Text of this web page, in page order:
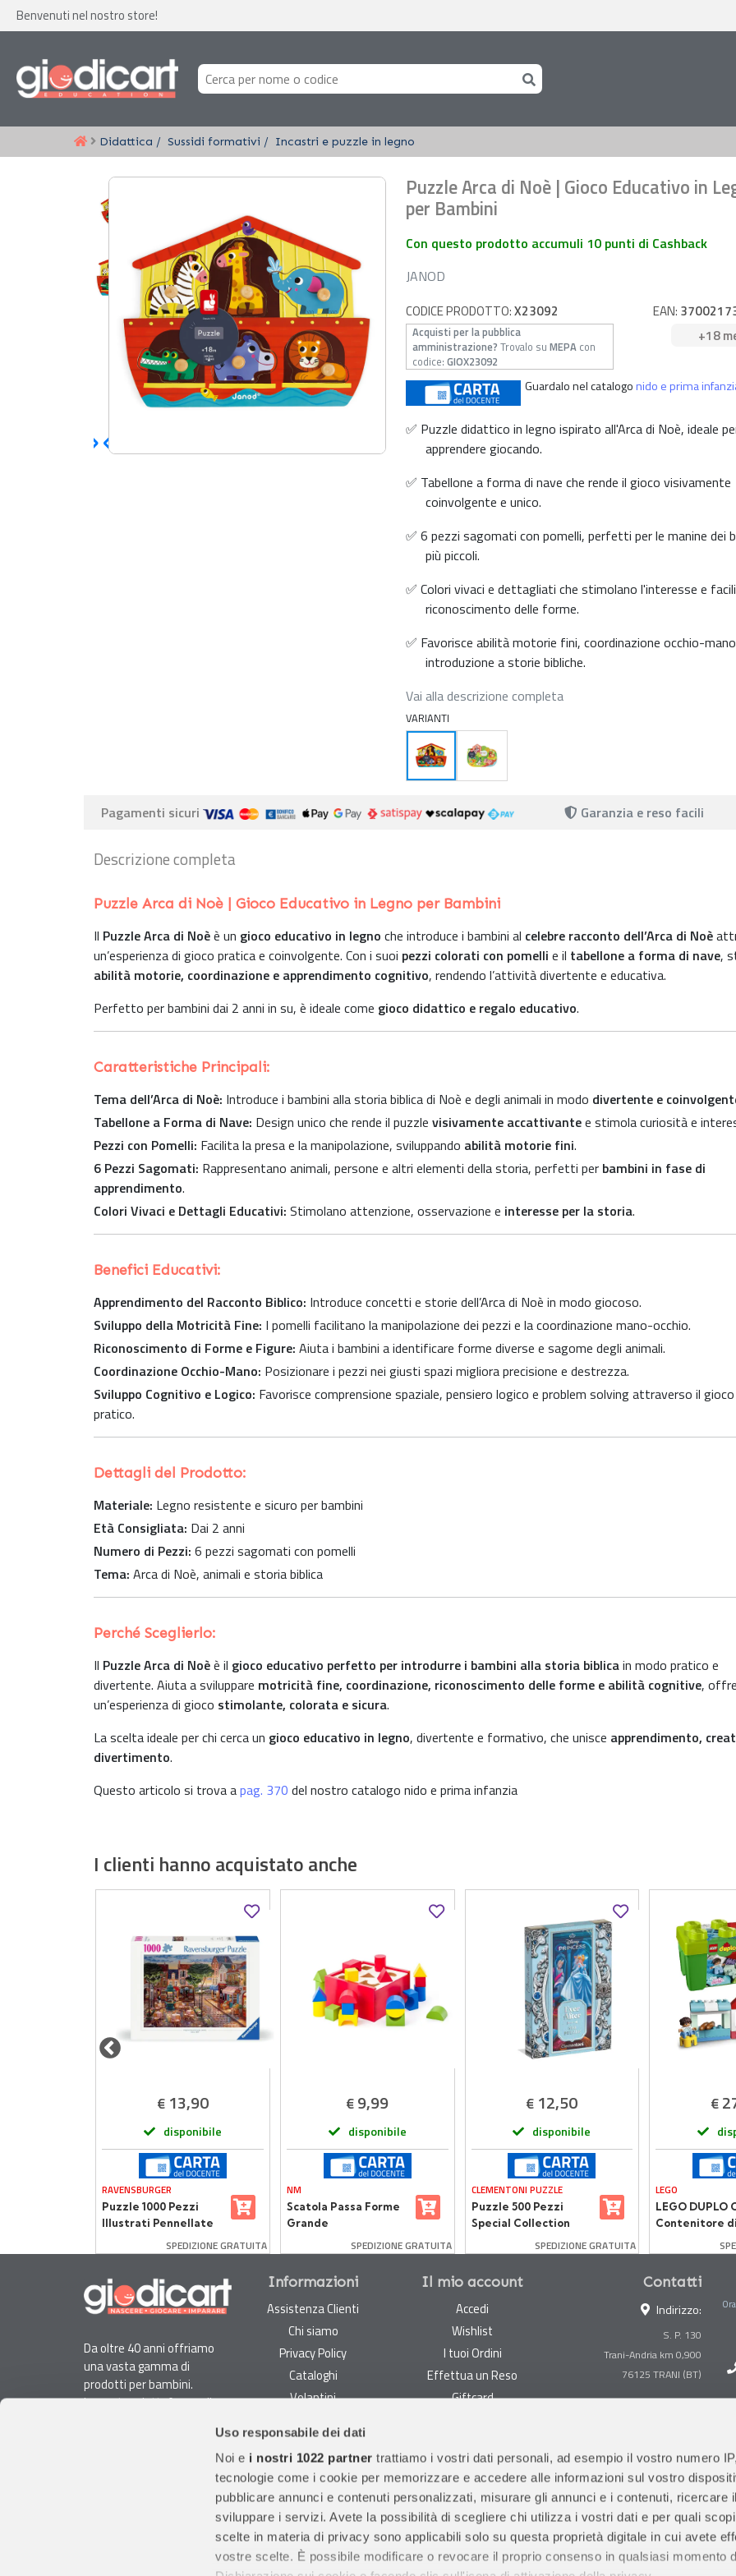
Uso responsabile dei dati
Noi e i nostri 1022 partner trattiamo i vostri dati personali, ad esempio il vostro numero
tecnologie come i cookie per memorizzare e accedere alle informazioni sul vostro
pubblicare annunci e contenuti personalizzati, misurare gli annunci e i contenuti, ricercare
sviluppare i servizi. Avete la possibilità di scegliere chi utilizza i vostri dati e per quali
scelte in materia di privacy sono applicabili solo su questa proprietà digitale in cui avete
vostre scelte. È possibile modificare o revocare il proprio consenso in qualsiasi momento
Benvenuti nel nostro store!
Didattica Sussidi formativi Incastri e puzzle in legno
Puzzle Arca di Noè | Gioco Educativo in
per Bambini
Con questo prodotto accumuli 10 punti di Cashback
JANOD
CODICE PRODOTTO:X23092 EAN:
Acquisti per la pubblica
amministrazione? Trovalo su MEPA con
codice: GIOX23092
+18
Guardalo nel catalogonido e prima
✅ Puzzle didattico in legno ispirato all'Arca di Noè, ideale
apprendere giocando.
✅ Tabellone a forma di nave che rende il gioco visivamente
coinvolgente e unico.
✅ 6 pezzi sagomati con pomelli, perfetti per le manine dei
più piccoli.
✅ Colori vivaci e dettagliati che stimolano l'interesse e
riconoscimento delle forme.
✅ Favorisce abilità motorie fini, coordinazione occhio-
introduzione a storie bibliche.
Vai alla descrizione completa
VARIANTI
Pagamenti sicuri Garanzia e reso facili
Descrizione completa
Puzzle Arca di Noè | Gioco Educativo in Legno per Bambini
Il Puzzle Arca di Noèè un gioco educativo in legno che introduce i bambini al celebre racconto dell’Arca di Noè
un’esperienza di gioco pratica e coinvolgente. Con i suoi pezzi colorati con pomelli e il tabellone a forma di nave,
abilità motorie, coordinazione e apprendimento cognitivo, rendendo l’attività divertente e educativa.
Perfetto per bambini dai 2 anni in su, è ideale come gioco didattico e regalo educativo.
Caratteristiche Principali:
Tema dell’Arca di Noè: Introduce i bambini alla storia biblica di Noè e degli animali in modo divertente e
Tabellone a Forma di Nave: Design unico che rende il puzzle visivamente accattivantee stimola curiosità e
Pezzi con Pomelli: Facilita la presa e la manipolazione, sviluppando abilità motorie fini.
6 Pezzi Sagomati: Rappresentano animali, persone e altri elementi della storia, perfetti per bambini in fase di
apprendimento.
Colori Vivaci e Dettagli Educativi: Stimolano attenzione, osservazione e interesse per la storia.
Benefici Educativi:
Apprendimento del Racconto Biblico: Introduce concetti e storie dell’Arca di Noè in modo giocoso.
Sviluppo della Motricità Fine: I pomelli facilitano la manipolazione dei pezzi e la coordinazione mano-occhio.
Riconoscimento di Forme e Figure: Aiuta i bambini a identificare forme diverse e sagome degli animali.
Coordinazione Occhio-Mano: Posizionare i pezzi nei giusti spazi migliora precisione e destrezza.
Sviluppo Cognitivo e Logico: Favorisce comprensione spaziale, pensiero logico e problem solving attraverso il gioco
pratico.
Dettagli del Prodotto:
Materiale: Legno resistente e sicuro per bambini
Età Consigliata: Dai 2 anni
Numero di Pezzi: 6 pezzi sagomati con pomelli
Tema: Arca di Noè, animali e storia biblica
Perché Sceglierlo:
Il Puzzle Arca di Noèè il gioco educativo perfetto per introdurre i bambini alla storia biblicain modo pratico e
divertente. Aiuta a sviluppare motricità fine, coordinazione, riconoscimento delle forme e abilità cognitive,
un’esperienza di gioco stimolante, colorata e sicura.
La scelta ideale per chi cerca un gioco educativo in legno, divertente e formativo, che unisce apprendimento,
divertimento.
Questo articolo si trova apag. 370 del nostro catalogo nido e prima infanzia
I clienti hanno acquistato anche
€ 13,90
disponibile
RAVENSBURGER
Puzzle 1000 Pezzi
Illustrati Pennellate
SPEDIZIONE GRATUITA
€9,99
disponibile
NM
Scatola Passa Forme
Grande
SPEDIZIONE GRATUITA
€ 12,50
disponibile
CLEMENTONI PUZZLE
Puzzle 500 Pezzi
Special Collection
Cenerentola
SPEDIZIONE GRATUITA
€
LEGO
LEGO DUPLO
Contenitore
Da oltre 40 anni offriamo
una vasta gamma di
prodotti per bambini.
La nostra piattaforma di
ricerca di giocattoli, articoli
per l'infanzia, cancelleria e
soddisfare le esigenze dei
Informazioni
Assistenza Clienti
Chi siamo
Privacy Policy
Cataloghi
Volantini
DURC e Tracciabilità
Rilevazione Misure
Radiatori
Il mio account
Accedi
Wishlist
I tuoi Ordini
Effettua un Reso
Giftcard
Garanzie
Condizioni di vendita
Spedizioni e Resi
Pagamenti sicuri
Contatti
Indirizzo:
S. P. 130
Trani-Andria km 0,900
Prima Infanzia: 0883
494858
Orari di apertura al pubblico